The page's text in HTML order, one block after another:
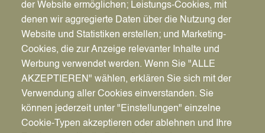
Pfadnavigation
Startseite
der Website ermöglichen; Leistungs-Cookies, mit
denen wir aggregierte Daten über die Nutzung der
Website und Statistiken erstellen; und Marketing-
Cookies, die zur Anzeige relevanter Inhalte und
Werbung verwendet werden. Wenn Sie "ALLE
AKZEPTIEREN" wählen, erklären Sie sich mit der
Verwendung aller Cookies einverstanden. Sie
können jederzeit unter "Einstellungen" einzelne
Cookie-Typen akzeptieren oder ablehnen und Ihre